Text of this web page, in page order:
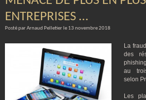
ENTREPRISES …
Posté par Arnaud Pelletier le 13 novembre 2018
La
des
au
selon
Les